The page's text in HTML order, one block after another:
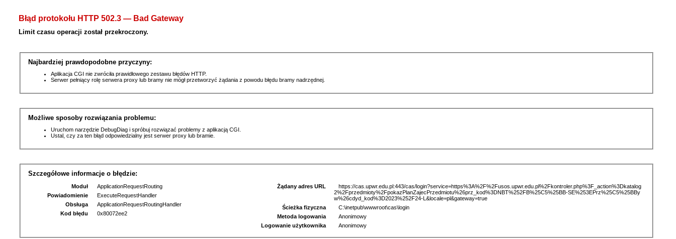
Błąd protokołu HTTP 502.3 — Bad Gateway
Limit czasu operacji został przekroczony.
Najbardziej prawdopodobne przyczyny:
Aplikacja CGI nie zwróciła prawidłowego zestawu błędów HTTP.
Serwer pełniący rolę serwera proxy lub bramy nie mógł przetworzyć żądania z powodu błędu bramy nadrzędnej.
Możliwe sposoby rozwiązania problemu:
Uruchom narzędzie DebugDiag i spróbuj rozwiązać problemy z aplikacją CGI.
Ustal, czy za ten błąd odpowiedzialny jest serwer proxy lub bramie.
Szczegółowe informacje o błędzie:
Moduł
ApplicationRequestRouting
Powiadomienie
ExecuteRequestHandler
Obsługa
ApplicationRequestRoutingHandler
Kod błędu
0x80072ee2
Żądany adres URL
https://cas.upwr.edu.pl:443/cas/login?service=https%3A%2F%2Fusos.upwr.edu.pl%2Fkontroler.php%3F_action%3Dkatalog
2%2Fprzedmioty%2FpokazPlanZajecPrzedmiotu%26prz_kod%3DNBT%252FB%25C5%25BB-SE%253EPrz%25C5%25BBy
w%26cdyd_kod%3D2023%252F24-L&locale=pl&gateway=true
Ścieżka fizyczna
C:\inetpub\wwwroot\cas\login
Metoda logowania
Anonimowy
Logowanie użytkownika
Anonimowy